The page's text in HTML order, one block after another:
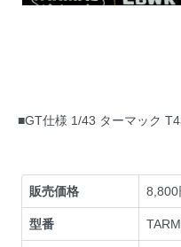
■GT仕様 1/43 ターマック
販売価格 8,800
型番